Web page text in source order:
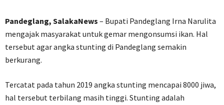
Pandeglang, SalakaNews – Bupati Pandeglang Irna Narulita
mengajak masyarakat untuk gemar mengonsumsi ikan. Hal
tersebut agar angka stunting di Pandeglang semakin
berkurang.
Tercatat pada tahun 2019 angka stunting mencapai 8000 jiwa,
hal tersebut terbilang masih tinggi. Stunting adalah